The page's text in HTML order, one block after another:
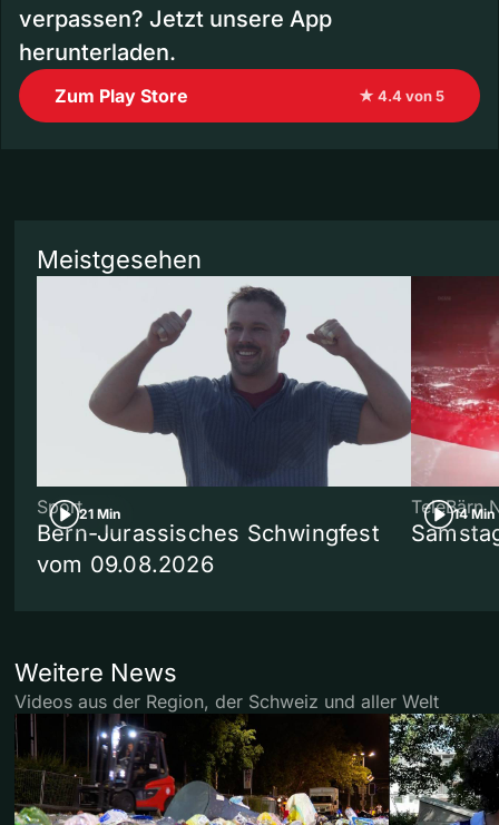
verpassen? Jetzt unsere App
herunterladen.
Zum Play Store ★ 4.4 von 5
Meistgesehen
21 Min
Sport
Bern-Jurassisches Schwingfest
vom 09.08.2026
14 Min
TeleBärn
Weitere News
Videos aus der Region, der Schweiz und aller Welt